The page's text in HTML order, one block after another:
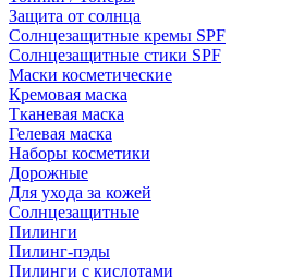
Защита от солнца
Солнцезащитные кремы SPF
Солнцезащитные стики SPF
Маски косметические
Кремовая маска
Тканевая маска
Гелевая маска
Наборы косметики
Дорожные
Для ухода за кожей
Солнцезащитные
Пилинги
Пилинг-пэды
Пилинги с кислотами